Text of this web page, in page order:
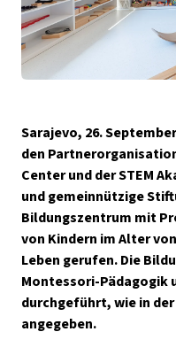
Sarajevo, 26.
den
Center und der STEM
und gemeinnützige
Bildungszentrum mit
von Kindern im Alter
Leben gerufen. Die
Montessori-Pädagogik
durchgeführt, wie in
angegeben.